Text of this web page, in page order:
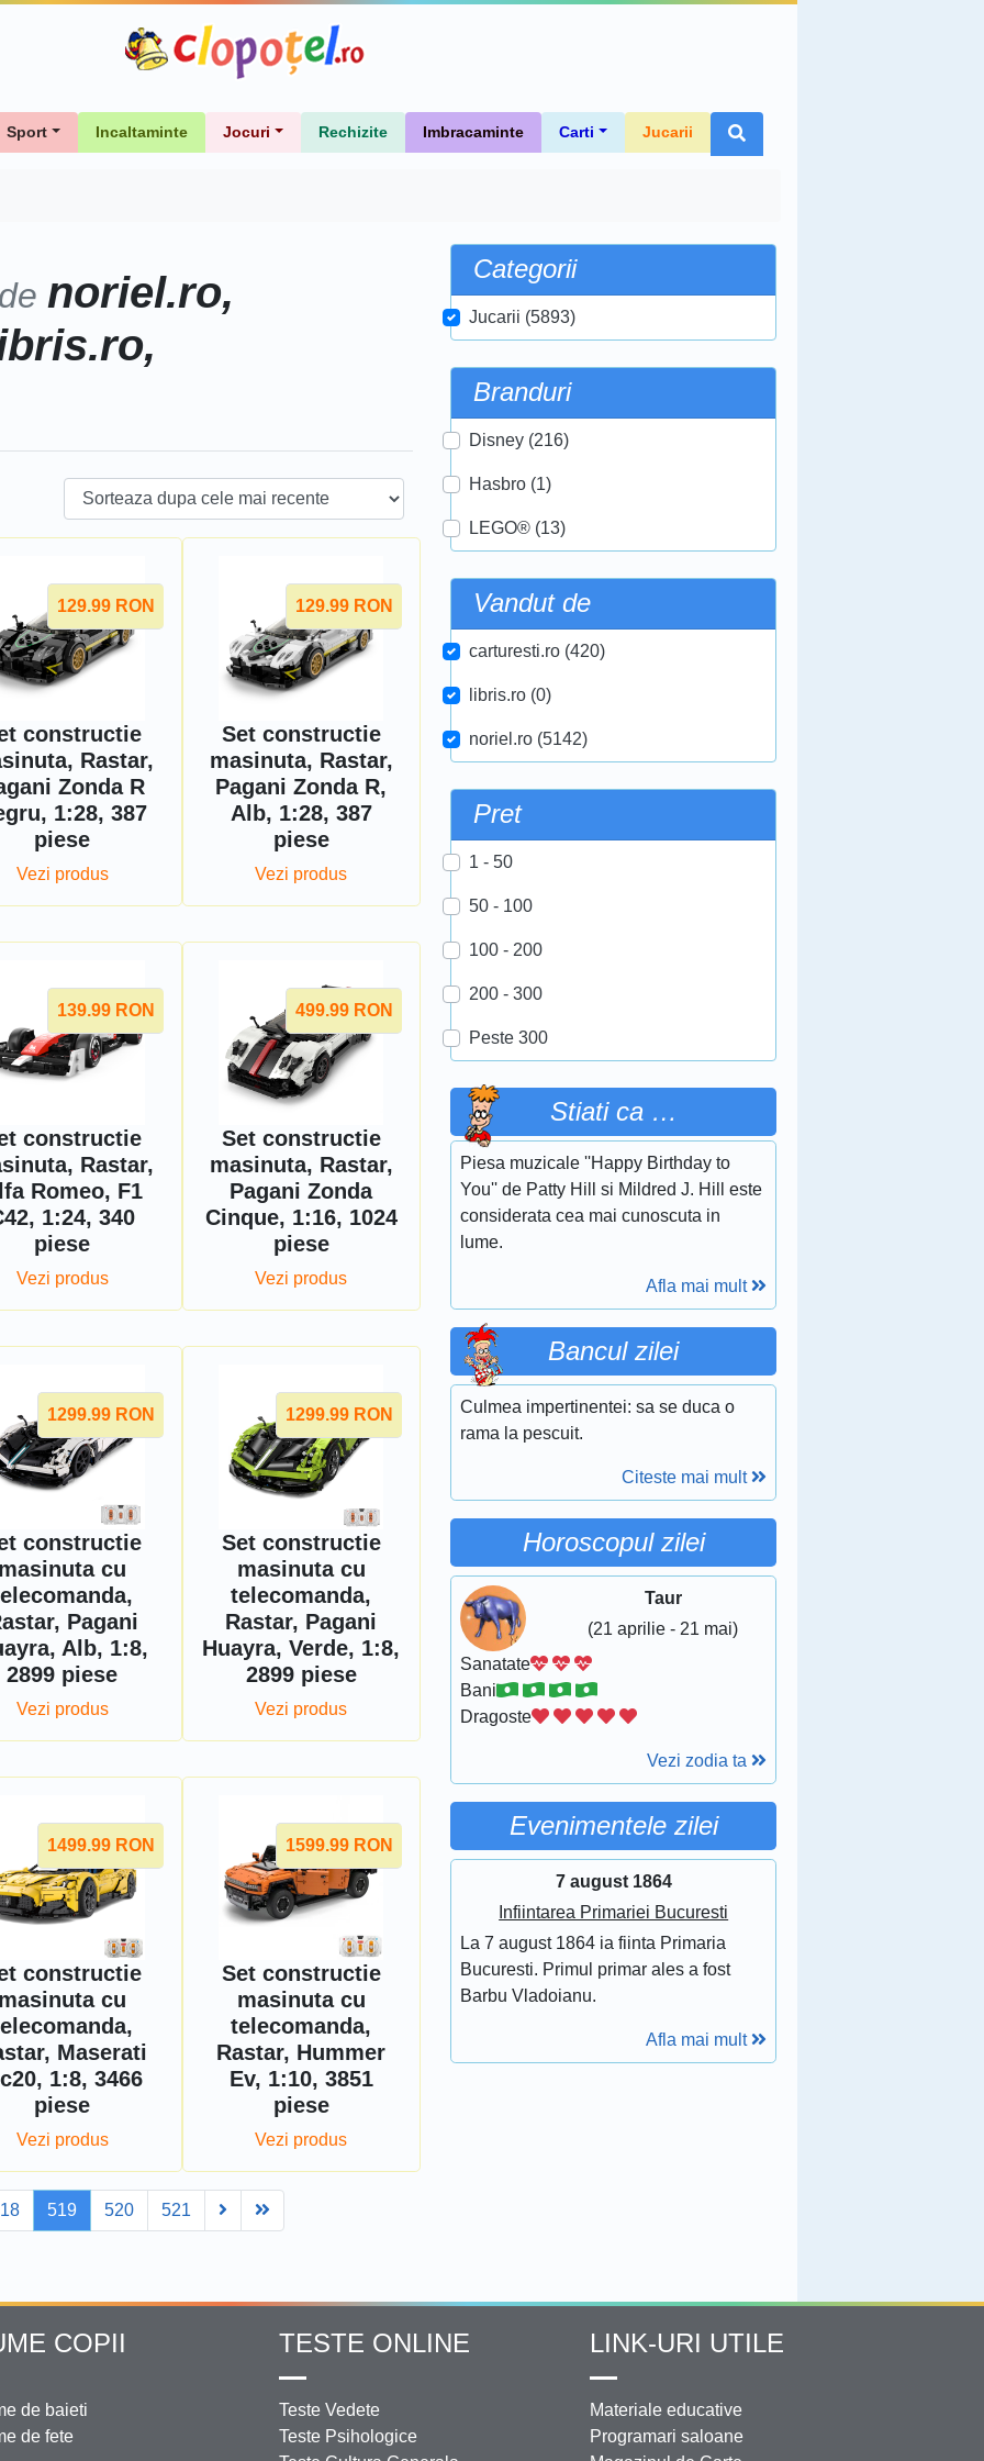
Sport Incaltaminte Jocuri Rechizite Imbracaminte Carti Jucarii
noriel.ro,
129.99 RON
constructie
Rastar,
Zonda R
1:28, 387
piese
Vezi produs
129.99 RON
Set constructie
masinuta, Rastar,
Pagani Zonda R,
Alb, 1:28, 387
piese
Vezi produs
139.99 RON
constructie
Rastar,
Romeo, F1
1:24, 340
piese
Vezi produs
499.99 RON
Set constructie
masinuta, Rastar,
Pagani Zonda
Cinque, 1:16, 1024
piese
Vezi produs
1299.99 RON
constructie
cu
Pagani
Alb, 1:8,
2899 piese
Vezi produs
1299.99 RON
Set constructie
masinuta cu
telecomanda,
Rastar, Pagani
Huayra, Verde, 1:8,
2899 piese
Vezi produs
1499.99 RON
constructie
cu
Maserati
1:8, 3466
piese
Vezi produs
1599.99 RON
Set constructie
masinuta cu
telecomanda,
Rastar, Hummer
Ev, 1:10, 3851
piese
Vezi produs
519 520 521 Next
Categorii
Jucarii (5893)
Branduri
Disney (216)
Hasbro (1)
LEGO® (13)
Vandut de
carturesti.ro (420)
libris.ro (0)
noriel.ro (5142)
Pret
1 - 50
50 - 100
100 - 200
200 - 300
Peste 300
Stiati ca …
Piesa muzicale ''Happy Birthday to
You'' de Patty Hill si Mildred J. Hill este
considerata cea mai cunoscuta in
lume.
Afla mai mult
Bancul zilei
Culmea impertinentei: sa se duca o
rama la pescuit.
Citeste mai mult
Horoscopul zilei
Taur
(21 aprilie - 21 mai)
Sanatate
Bani
Dragoste
Vezi zodia ta
Evenimentele zilei
7 august 1864
Infiintarea Primariei Bucuresti
La 7 august 1864 ia fiinta Primaria
Bucuresti. Primul primar ales a fost
Barbu Vladoianu.
Afla mai mult
COPII
de baieti
de fete
TESTE ONLINE
Teste Vedete
Teste Psihologice
LINK-URI UTILE
Materiale educative
Programari saloane